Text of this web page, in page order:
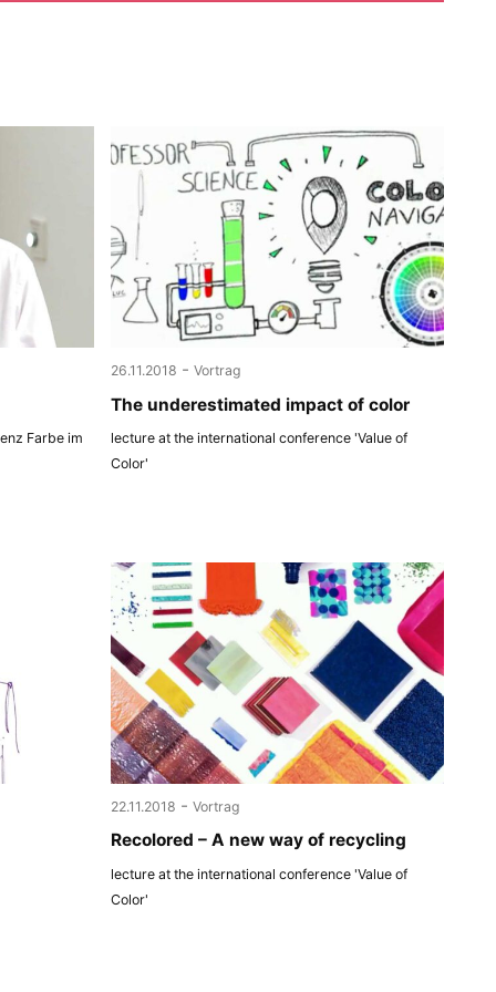
Farbe im
26.11.2018 - Vortrag
The underestimated impact of color
lecture at the international conference 'Value of
Color'
22.11.2018 - Vortrag
Recolored – A new way of recycling
lecture at the international conference 'Value of
Color'